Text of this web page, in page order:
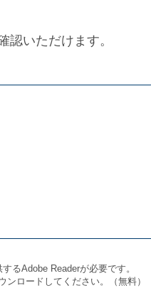
認いただけます。
るAdobe Readerが必要です。
ロードしてください。（無料）